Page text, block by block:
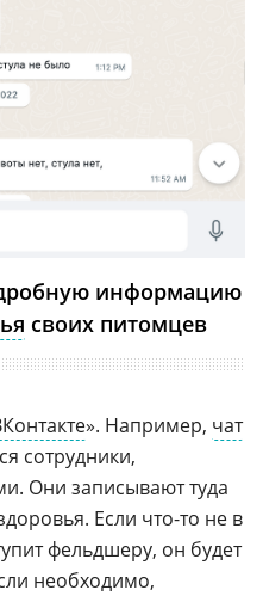
информацию
своих питомцев
». Например, чат
сотрудники,
Они записывают туда
Если что-то не в
фельдшеру, он будет
необходимо,